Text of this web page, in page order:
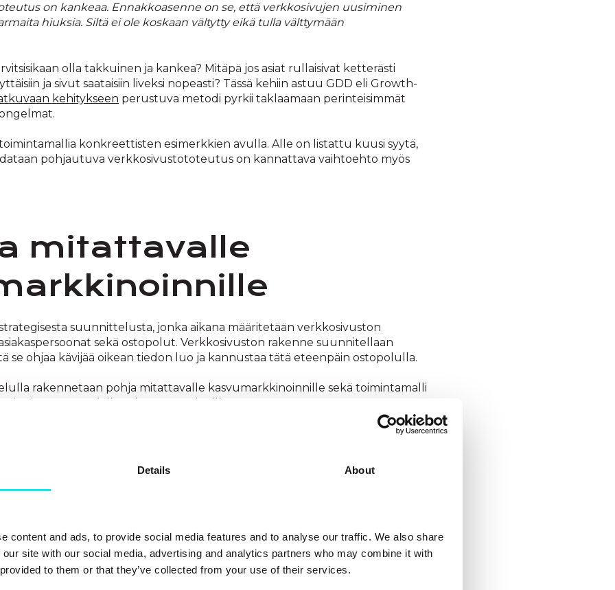
Details About
content and ads, to provide social media features and to analyse our traffic. We also share
site with our social media, advertising and analytics partners who may combine it with
to them or that they’ve collected from your use of their services.
on kankeaa. Ennakkoasenne on se, että verkkosivujen uusiminen
hiuksia. Siltä ei ole koskaan vältytty eikä tulla välttymään
olla takkuinen ja kankea? Mitäpä jos asiat rullaisivat ketterästi
ja sivut saataisiin liveksi nopeasti? Tässä kehiin astuu GDD eli Growth-
kehitykseen perustuva metodi pyrkii taklaamaan perinteisimmät
toimintamallia konkreettisten esimerkkien avulla. Alle on listattu kuusi syytä,
pohjautuva verkkosivustototeutus on kannattava vaihtoehto myös
mitattavalle
suunnittelusta, jonka aikana määritetään verkkosivuston
sekä ostopolut. Verkkosivuston rakenne suunnitellaan
se ohjaa kävijää oikean tiedon luo ja kannustaa tätä eteenpäin ostopolulla.
rakennetaan pohja mitattavalle kasvumarkkinoinnille sekä toimintamalli
automaatiolle sekä personoinnille.
auttaa tuottamaan kohdennetumpaa sisältöä, pienentää mediakuluja
GDD-projektissa määritetään kenelle sivustoa rakennetaan ja miten